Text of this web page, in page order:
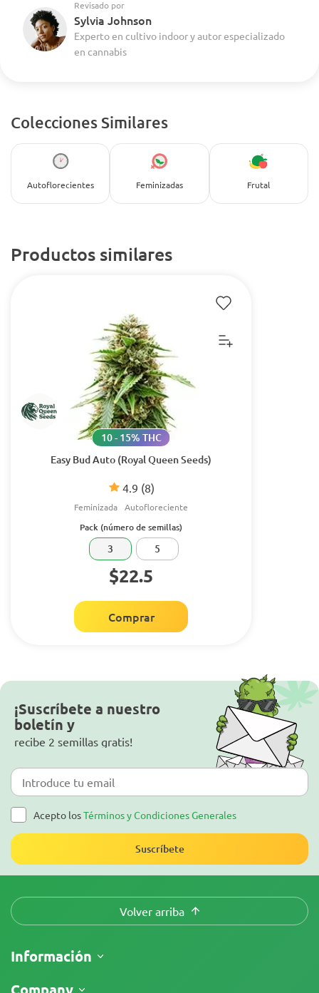
Revisado por
Sylvia Johnson
Experto en cultivo indoor y autor especializado
en cannabis
Colecciones Similares
Autoflorecientes Feminizadas Frutal
Productos similares
Easy Bud Auto (Royal Queen Seeds)
4.9 (8)
10 - 15% THC
Feminizada Autofloreciente
Pack (número de semillas)
3 5
$22.5
Comprar
¡Suscríbete a nuestro
boletín y
recibe 2 semillas gratis!
Acepto losTérminos y Condiciones Generales
Suscríbete
Volver arriba
Información
Envíos